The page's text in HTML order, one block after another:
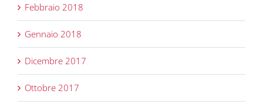
Febbraio 2018
Gennaio 2018
Dicembre 2017
Ottobre 2017